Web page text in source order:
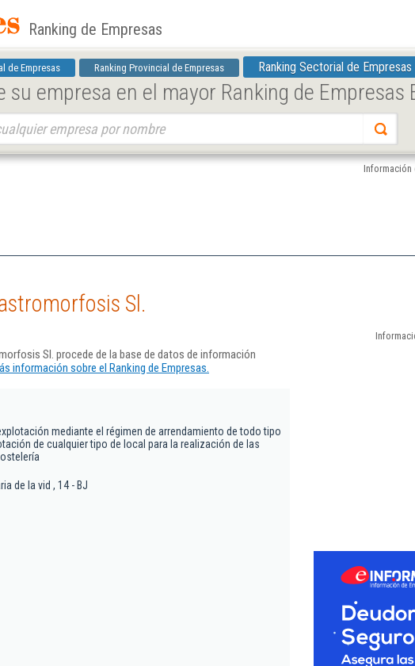
Ranking de Empresas
de Empresas Ranking Provincial de Empresas Ranking Sectorial de Empresas
su empresa en el mayor Ranking de Empresas
Sl.
Sl. procede de la base de datos de información
información sobre el Ranking de Empresas.
mediante el régimen de arrendamiento de todo tipo
de cualquier tipo de local para la realización de las
de la vid , 14 - BJ